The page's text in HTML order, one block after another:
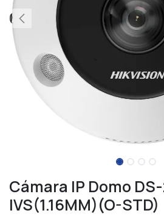
Cámara IP Domo
IVS(1.16MM)(O-STD)